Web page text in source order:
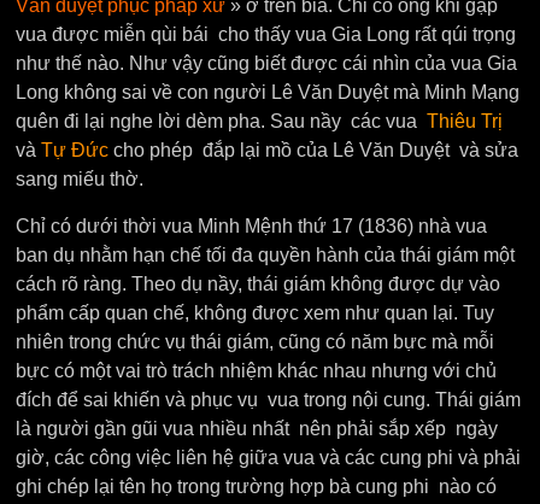
Văn duyệt phục pháp xử » ở trên bia. Chỉ có ông khi gặp
vua được miễn qùi bái cho thấy vua Gia Long rất qúi trọng
như thế nào. Như vậy cũng biết được cái nhìn của vua Gia
Long không sai về con người Lê Văn Duyệt mà Minh Mạng
quên đi lại nghe lời dèm pha. Sau nầy các vuaThiêu Trị
vàTự Đức cho phép đắp lại mồ của Lê Văn Duyệt và sửa
sang miếu thờ.
Chỉ có dưới thời vua Minh Mệnh thứ 17 (1836) nhà vua
ban dụ nhằm hạn chế tối đa quyền hành của thái giám một
cách rõ ràng. Theo dụ nầy, thái giám không được dự vào
phẩm cấp quan chế, không được xem như quan lại. Tuy
nhiên trong chức vụ thái giám, cũng có năm bực mà mỗi
bực có một vai trò trách nhiệm khác nhau nhưng với chủ
đích để sai khiến và phục vụ vua trong nội cung. Thái giám
là người gần gũi vua nhiều nhất nên phải sắp xếp ngày
giờ, các công việc liên hệ giữa vua và các cung phi và phải
ghi chép lại tên họ trong trường hợp bà cung phi nào có